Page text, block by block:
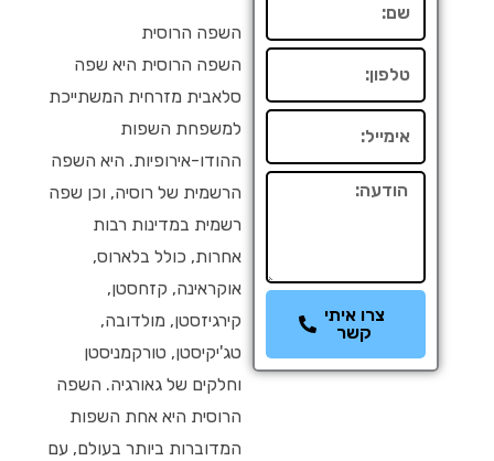
השפה הרוסית
השפה הרוסית היא שפה
סלאבית מזרחית המשתייכת
למשפחת השפות
ההודו-אירופיות. היא השפה
הרשמית של רוסיה, וכן שפה
רשמית במדינות רבות
אחרות, כולל בלארוס,
אוקראינה, קזחסטן,
קירגיזסטן, מולדובה,
טג'יקיסטן, טורקמניסטן
וחלקים של גאורגיה. השפה
הרוסית היא אחת השפות
המדוברות ביותר בעולם, עם
הודעה
צרו איתי
קשר